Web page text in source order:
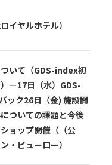
イヤルホテル）
いて（GDS-index初
－17日（水）GDS-
ック26日（金) 施設間
ついての課題と今後
ョップ開催（（公
・ビューロー）